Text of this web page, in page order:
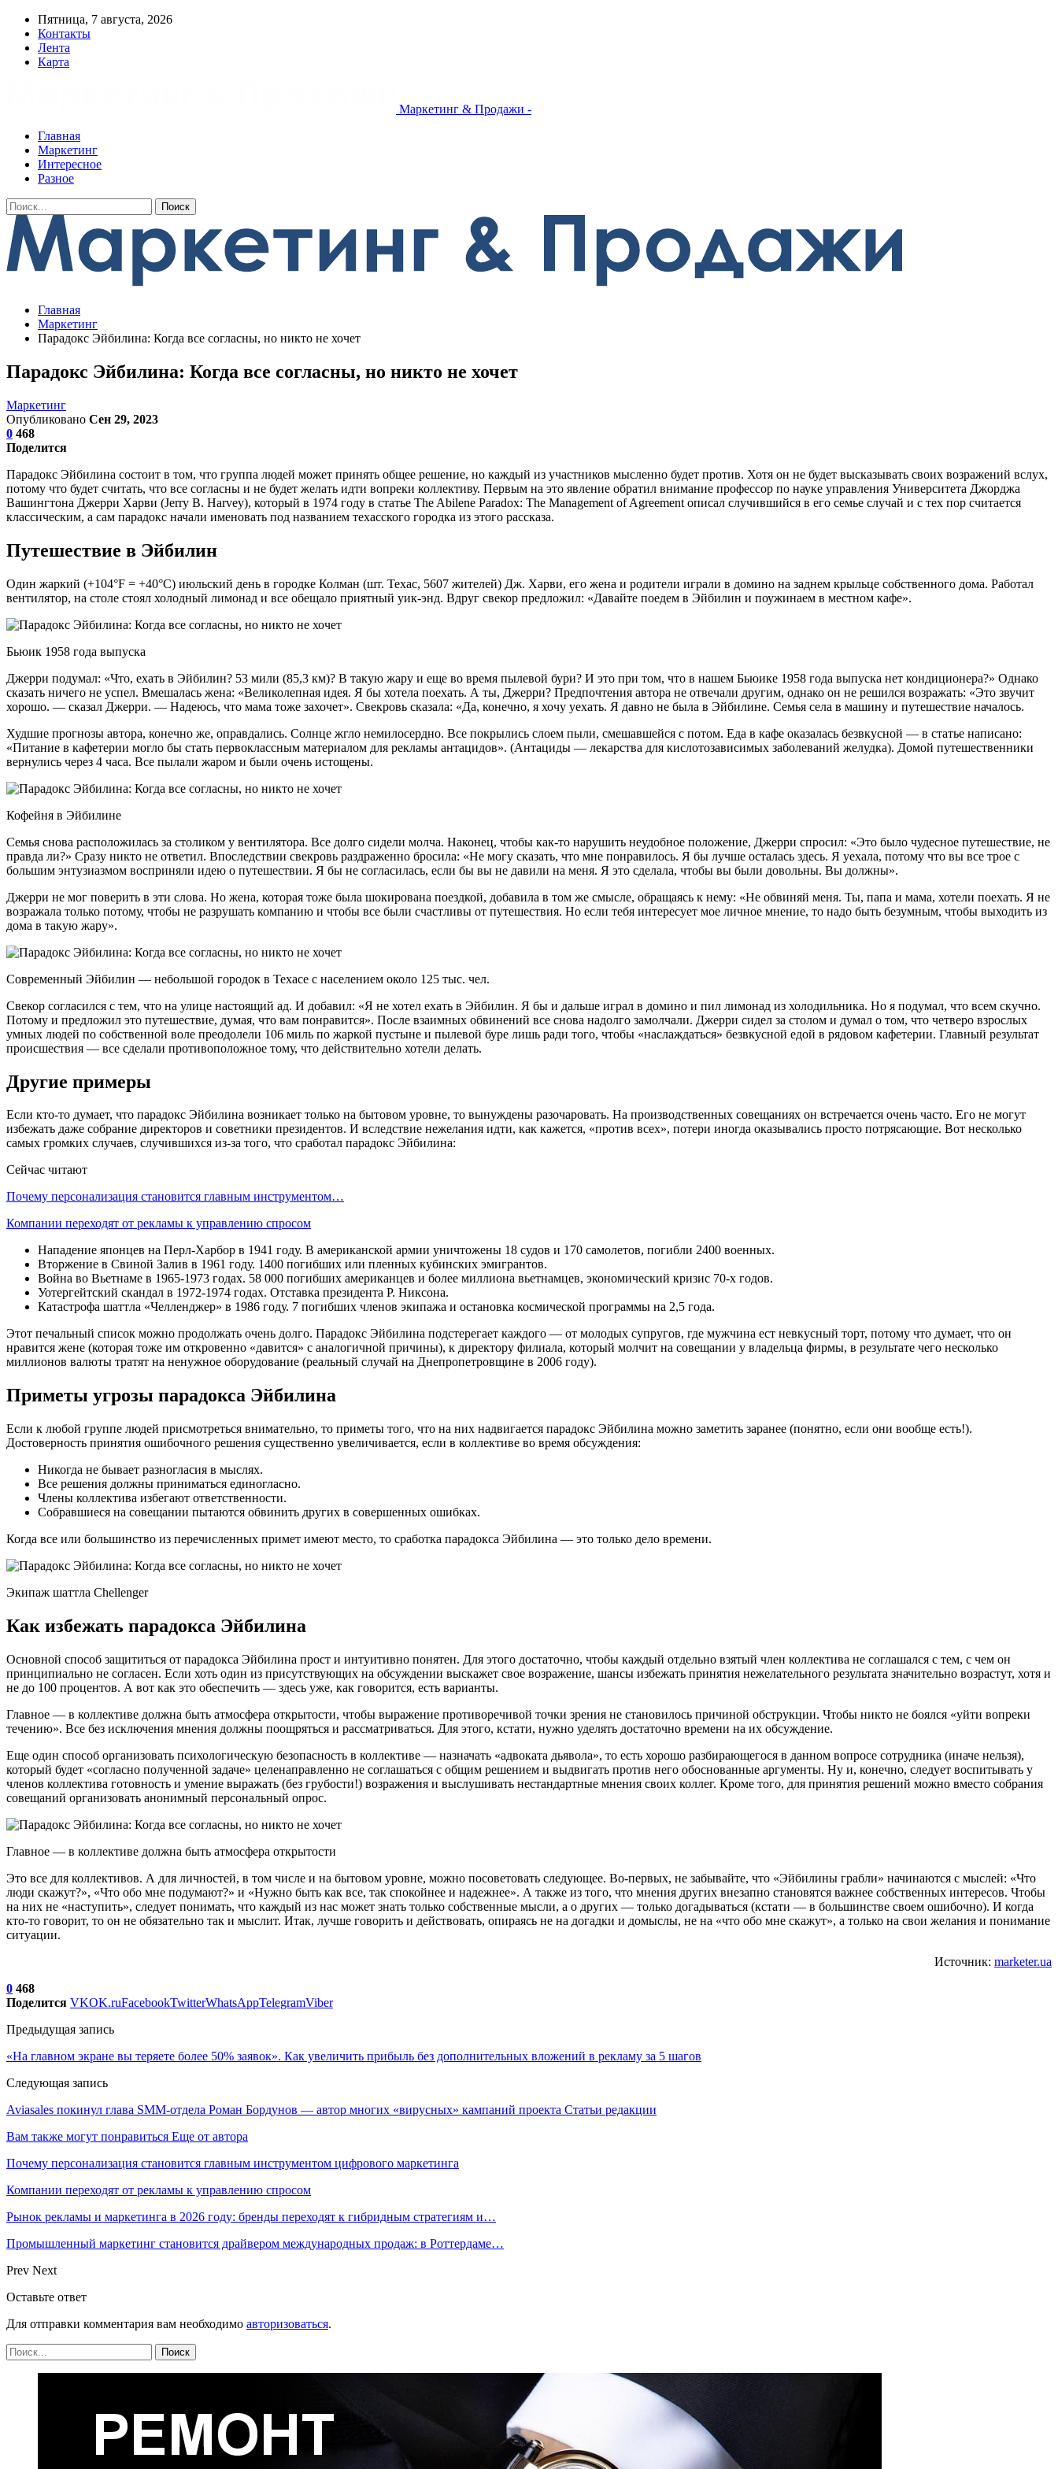
Пятница, 7 августа, 2026
Контакты
Лента
Карта
Маркетинг & Продажи -
Главная
Маркетинг
Интересное
Разное
Главная
Маркетинг
Парадокс Эйбилина: Когда все согласны, но никто не хочет
Парадокс Эйбилина: Когда все согласны, но никто не хочет
Маркетинг
Опубликовано Сен 29, 2023
0 468
Поделится
Парадокс Эйбилина состоит в том, что группа людей может принять общее решение, но каждый из участников мысленно будет против. Хотя он не будет высказывать своих возражений вслух,
потому что будет считать, что все согласны и не будет желать идти вопреки коллективу. Первым на это явление обратил внимание профессор по науке управления Университета Джорджа
Вашингтона Джерри Харви (Jerry B. Harvey), который в 1974 году в статье The Abilene Paradox: The Management of Agreement описал случившийся в его семье случай и с тех пор считается
классическим, а сам парадокс начали именовать под названием техасского городка из этого рассказа.
Путешествие в Эйбилин
Один жаркий (+104°F = +40°C) июльский день в городке Колман (шт. Техас, 5607 жителей) Дж. Харви, его жена и родители играли в домино на заднем крыльце собственного дома. Работал
вентилятор, на столе стоял холодный лимонад и все обещало приятный уик-энд. Вдруг свекор предложил: «Давайте поедем в Эйбилин и поужинаем в местном кафе».
Бьюик 1958 года выпуска
Джерри подумал: «Что, ехать в Эйбилин? 53 мили (85,3 км)? В такую жару и еще во время пылевой бури? И это при том, что в нашем Бьюике 1958 года выпуска нет кондиционера?» Однако
сказать ничего не успел. Вмешалась жена: «Великолепная идея. Я бы хотела поехать. А ты, Джерри? Предпочтения автора не отвечали другим, однако он не решился возражать: «Это звучит
хорошо. — сказал Джерри. — Надеюсь, что мама тоже захочет». Свекровь сказала: «Да, конечно, я хочу уехать. Я давно не была в Эйбилине. Семья села в машину и путешествие началось.
Худшие прогнозы автора, конечно же, оправдались. Солнце жгло немилосердно. Все покрылись слоем пыли, смешавшейся с потом. Еда в кафе оказалась безвкусной — в статье написано:
«Питание в кафетерии могло бы стать первоклассным материалом для рекламы антацидов». (Антациды — лекарства для кислотозависимых заболеваний желудка). Домой путешественники
вернулись через 4 часа. Все пылали жаром и были очень истощены.
Кофейня в Эйбилине
Семья снова расположилась за столиком у вентилятора. Все долго сидели молча. Наконец, чтобы как-то нарушить неудобное положение, Джерри спросил: «Это было чудесное путешествие, не
правда ли?» Сразу никто не ответил. Впоследствии свекровь раздраженно бросила: «Не могу сказать, что мне понравилось. Я бы лучше осталась здесь. Я уехала, потому что вы все трое с
большим энтузиазмом восприняли идею о путешествии. Я бы не согласилась, если бы вы не давили на меня. Я это сделала, чтобы вы были довольны. Вы должны».
Джерри не мог поверить в эти слова. Но жена, которая тоже была шокирована поездкой, добавила в том же смысле, обращаясь к нему: «Не обвиняй меня. Ты, папа и мама, хотели поехать. Я не
возражала только потому, чтобы не разрушать компанию и чтобы все были счастливы от путешествия. Но если тебя интересует мое личное мнение, то надо быть безумным, чтобы выходить из
дома в такую жару».
Современный Эйбилин — небольшой городок в Техасе с населением около 125 тыс. чел.
Свекор согласился с тем, что на улице настоящий ад. И добавил: «Я не хотел ехать в Эйбилин. Я бы и дальше играл в домино и пил лимонад из холодильника. Но я подумал, что всем скучно.
Потому и предложил это путешествие, думая, что вам понравится». После взаимных обвинений все снова надолго замолчали. Джерри сидел за столом и думал о том, что четверо взрослых
умных людей по собственной воле преодолели 106 миль по жаркой пустыне и пылевой буре лишь ради того, чтобы «наслаждаться» безвкусной едой в рядовом кафетерии. Главный результат
происшествия — все сделали противоположное тому, что действительно хотели делать.
Другие примеры
Если кто-то думает, что парадокс Эйбилина возникает только на бытовом уровне, то вынуждены разочаровать. На производственных совещаниях он встречается очень часто. Его не могут
избежать даже собрание директоров и советники президентов. И вследствие нежелания идти, как кажется, «против всех», потери иногда оказывались просто потрясающие. Вот несколько
самых громких случаев, случившихся из-за того, что сработал парадокс Эйбилина:
Сейчас читают
Почему персонализация становится главным инструментом…
Компании переходят от рекламы к управлению спросом
Нападение японцев на Перл-Харбор в 1941 году. В американской армии уничтожены 18 судов и 170 самолетов, погибли 2400 военных.
Вторжение в Свиной Залив в 1961 году. 1400 погибших или пленных кубинских эмигрантов.
Война во Вьетнаме в 1965-1973 годах. 58 000 погибших американцев и более миллиона вьетнамцев, экономический кризис 70-х годов.
Уотергейтский скандал в 1972-1974 годах. Отставка президента Р. Никсона.
Катастрофа шаттла «Челленджер» в 1986 году. 7 погибших членов экипажа и остановка космической программы на 2,5 года.
Этот печальный список можно продолжать очень долго. Парадокс Эйбилина подстерегает каждого — от молодых супругов, где мужчина ест невкусный торт, потому что думает, что он
нравится жене (которая тоже им откровенно «давится» с аналогичной причины), к директору филиала, который молчит на совещании у владельца фирмы, в результате чего несколько
миллионов валюты тратят на ненужное оборудование (реальный случай на Днепропетровщине в 2006 году).
Приметы угрозы парадокса Эйбилина
Если к любой группе людей присмотреться внимательно, то приметы того, что на них надвигается парадокс Эйбилина можно заметить заранее (понятно, если они вообще есть!).
Достоверность принятия ошибочного решения существенно увеличивается, если в коллективе во время обсуждения:
Никогда не бывает разногласия в мыслях.
Все решения должны приниматься единогласно.
Члены коллектива избегают ответственности.
Собравшиеся на совещании пытаются обвинить других в совершенных ошибках.
Когда все или большинство из перечисленных примет имеют место, то сработка парадокса Эйбилина — это только дело времени.
Экипаж шаттла Chellenger
Как избежать парадокса Эйбилина
Основной способ защититься от парадокса Эйбилина прост и интуитивно понятен. Для этого достаточно, чтобы каждый отдельно взятый член коллектива не соглашался с тем, с чем он
принципиально не согласен. Если хоть один из присутствующих на обсуждении выскажет свое возражение, шансы избежать принятия нежелательного результата значительно возрастут, хотя и
не до 100 процентов. А вот как это обеспечить — здесь уже, как говорится, есть варианты.
Главное — в коллективе должна быть атмосфера открытости, чтобы выражение противоречивой точки зрения не становилось причиной обструкции. Чтобы никто не боялся «уйти вопреки
течению». Все без исключения мнения должны поощряться и рассматриваться. Для этого, кстати, нужно уделять достаточно времени на их обсуждение.
Еще один способ организовать психологическую безопасность в коллективе — назначать «адвоката дьявола», то есть хорошо разбирающегося в данном вопросе сотрудника (иначе нельзя),
который будет «согласно полученной задаче» целенаправленно не соглашаться с общим решением и выдвигать против него обоснованные аргументы. Ну и, конечно, следует воспитывать у
членов коллектива готовность и умение выражать (без грубости!) возражения и выслушивать нестандартные мнения своих коллег. Кроме того, для принятия решений можно вместо собрания
совещаний организовать анонимный персональный опрос.
Главное — в коллективе должна быть атмосфера открытости
Это все для коллективов. А для личностей, в том числе и на бытовом уровне, можно посоветовать следующее. Во-первых, не забывайте, что «Эйбилины грабли» начинаются с мыслей: «Что
люди скажут?», «Что обо мне подумают?» и «Нужно быть как все, так спокойнее и надежнее». А также из того, что мнения других внезапно становятся важнее собственных интересов. Чтобы
на них не «наступить», следует понимать, что каждый из нас может знать только собственные мысли, а о других — только догадываться (кстати — в большинстве своем ошибочно). И когда
кто-то говорит, то он не обязательно так и мыслит. Итак, лучше говорить и действовать, опираясь не на догадки и домыслы, не на «что обо мне скажут», а только на свои желания и понимание
ситуации.
Источник: marketer.ua
0 468
Поделится VKOK.ruFacebookTwitterWhatsAppTelegramViber
Предыдущая запись
«На главном экране вы теряете более 50% заявок». Как увеличить прибыль без дополнительных вложений в рекламу за 5 шагов
Следующая запись
Aviasales покинул глава SMM-отдела Роман Бордунов — автор многих «вирусных» кампаний проекта Статьи редакции
Вам также могут понравиться Еще от автора
Почему персонализация становится главным инструментом цифрового маркетинга
Компании переходят от рекламы к управлению спросом
Рынок рекламы и маркетинга в 2026 году: бренды переходят к гибридным стратегиям и…
Промышленный маркетинг становится драйвером международных продаж: в Роттердаме…
Prev Next
Оставьте ответ
Для отправки комментария вам необходимо авторизоваться.